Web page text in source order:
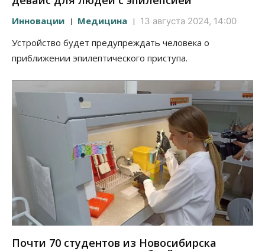
Инновации Медицина 13 августа 2024, 14:00
Устройство будет предупреждать человека о
приближении эпилептического приступа.
Почти 70 студентов из Новосибирска